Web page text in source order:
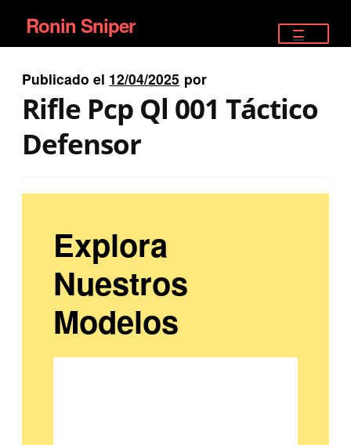
Ir
a
la
navegación
Ir
al
contenido
Ronin Sniper
EQUIPAMIENTO ÉLITE
PISTOLAS
Publicado el 12/04/2025 por
Rifle Pcp Ql 001 Táctico
Defensor
Explora
Nuestros
Modelos